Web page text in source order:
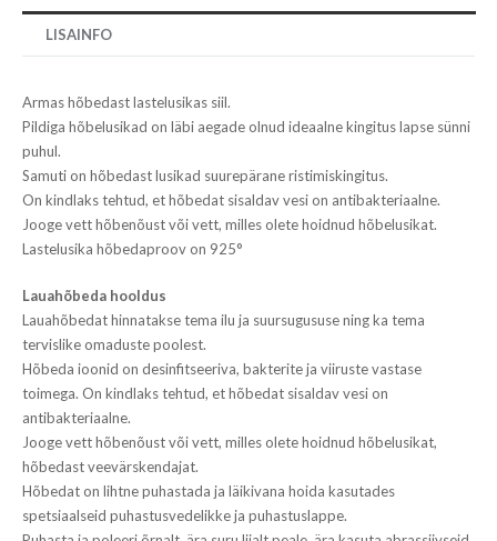
LISAINFO
Armas hõbedast lastelusikas siil.
Pildiga hõbelusikad on läbi aegade olnud ideaalne kingitus lapse sünni
puhul.
Samuti on hõbedast lusikad suurepärane ristimiskingitus.
On kindlaks tehtud, et hõbedat sisaldav vesi on antibakteriaalne.
Jooge vett hõbenõust või vett, milles olete hoidnud hõbelusikat.
Lastelusika hõbedaproov on 925°
Lauahõbeda hooldus
Lauahõbedat hinnatakse tema ilu ja suursugususe ning ka tema
tervislike omaduste poolest.
Hõbeda ioonid on desinfitseeriva, bakterite ja viiruste vastase
toimega. On kindlaks tehtud, et hõbedat sisaldav vesi on
antibakteriaalne.
Jooge vett hõbenõust või vett, milles olete hoidnud hõbelusikat,
hõbedast veevärskendajat.
Hõbedat on lihtne puhastada ja läikivana hoida kasutades
spetsiaalseid puhastusvedelikke ja puhastuslappe.